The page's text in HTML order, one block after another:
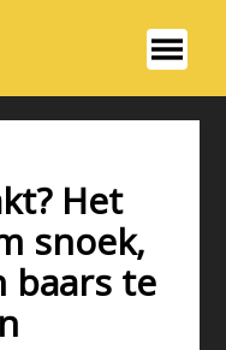
Het
snoek,
baars te